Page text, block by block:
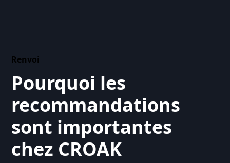
Renvoi
Pourquoi les
recommandations
sont importantes
chez CROAK